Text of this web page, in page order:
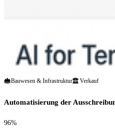
Bauwesen & Infrastruktur Verkauf
Automatisierung der
96%